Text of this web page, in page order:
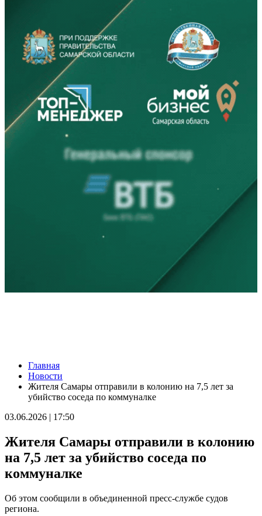
Два человека погибли в столкновении моторной лодки и
катера под Самарой
08.08.2026 | 10:35
Народные приметы на 9 августа 2026 года: что нельзя делать в
08.08.2026 | 10:27
адресов
08.08.2026 | 10:15
День физкультурника в России: какие праздники отмечают 8
августа
08.08.2026 | 09:54
Кардиолог Алексей Алексеенко рассказал, как снизить риски
для здоровья в жару
08.08.2026 | 09:07
Главная
Новости
Жителя Самары отправили в колонию на 7,5 лет за
убийство соседа по коммуналке
03.06.2026 | 17:50
Жителя Самары отправили в колонию
на 7,5 лет за убийство соседа по
коммуналке
Об этом сообщили в объединенной пресс-службе судов
региона.